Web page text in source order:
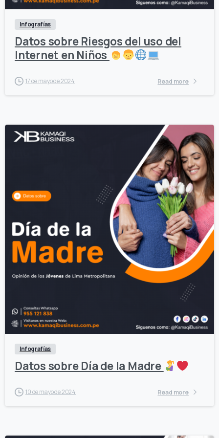
Infografías
Datos sobre Riesgos del uso del
Internet en Niños
17 de mayo de 2024 Read more
0
Infografías
Datos sobre Día de la Madre
10 de mayo de 2024 Read more